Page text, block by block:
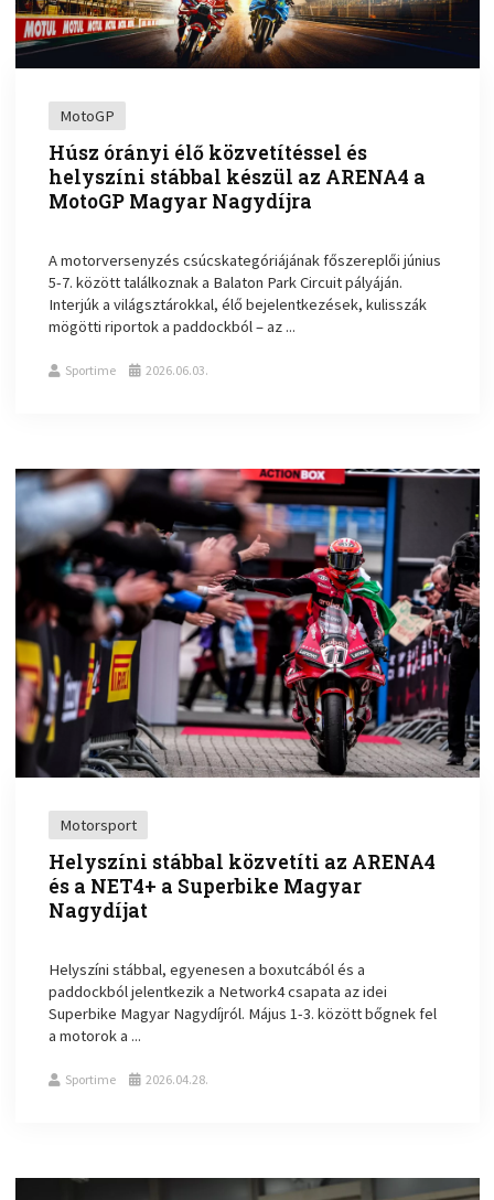
MotoGP
Húsz órányi élő közvetítéssel és
helyszíni stábbal készül az ARENA4 a
MotoGP Magyar Nagydíjra
A motorversenyzés csúcskategóriájának főszereplői június
5-7. között találkoznak a Balaton Park Circuit pályáján.
Interjúk a világsztárokkal, élő bejelentkezések, kulisszák
mögötti riportok a paddockból – az ...
Sportime 2026.06.03.
Motorsport
Helyszíni stábbal közvetíti az ARENA4
és a NET4+ a Superbike Magyar
Nagydíjat
Helyszíni stábbal, egyenesen a boxutcából és a
paddockból jelentkezik a Network4 csapata az idei
Superbike Magyar Nagydíjról. Május 1-3. között bőgnek fel
a motorok a ...
Sportime 2026.04.28.